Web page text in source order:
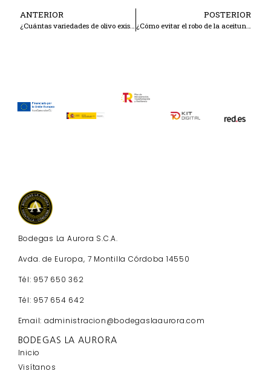
ANTERIOR
¿Cuántas variedades de olivo existen en Montilla-Moriles?
POSTERIOR
¿Cómo evitar el robo de la aceituna?
Bodegas La Aurora S.C.A.
Avda. de Europa, 7 Montilla Córdoba 14550
Tél: 957 650 362
Tél: 957 654 642
Email: administracion@bodegaslaaurora.com
BODEGAS LA AURORA
Inicio
Visítanos